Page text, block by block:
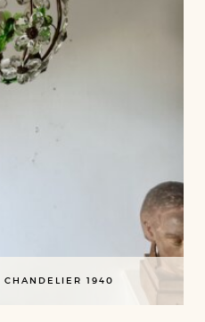
CHANDELIER 1940